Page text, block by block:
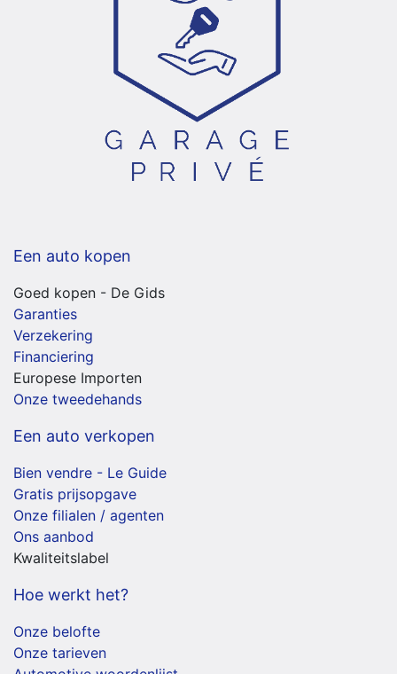
Een auto kopen
Goed kopen - De Gids
Garanties
Verzekering
Financiering
Europese Importen
Onze tweedehands
Een auto verkopen
Bien vendre - Le Guide
Gratis prijsopgave
Onze filialen / agenten
Ons aanbod
Kwaliteitslabel
Hoe werkt het?
Onze belofte
Onze tarieven